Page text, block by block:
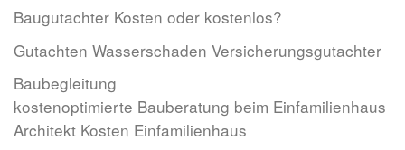
Baugutachter Kosten oder kostenlos?
Gutachten Wasserschaden Versicherungsgutachter
Baubegleitung
kostenoptimierte Bauberatung beim Einfamilienhaus
Architekt Kosten Einfamilienhaus